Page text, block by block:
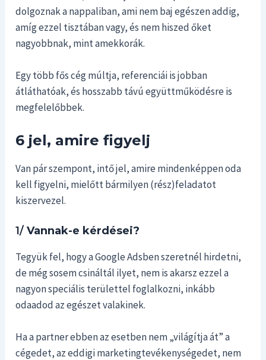
dolgoznak a nappaliban, ami nem baj egészen addig,
amíg ezzel tisztában vagy, és nem hiszed őket
nagyobbnak, mint amekkorák.
Egy több fős cég múltja, referenciái is jobban
átláthatóak, és hosszabb távú együttműködésre is
megfelelőbbek.
6 jel, amire figyelj
Van pár szempont, intő jel, amire mindenképpen oda
kell figyelni, mielőtt bármilyen (rész)feladatot
kiszervezel.
1/Vannak-e kérdései?
Tegyük fel, hogy a Google Adsben szeretnél hirdetni,
de még sosem csináltál ilyet, nem is akarsz ezzel a
nagyon speciális területtel foglalkozni, inkább
odaadod az egészet valakinek.
Ha a partner ebben az esetben nem „világítja át” a
cégedet, az eddigi marketingtevékenységedet, nem